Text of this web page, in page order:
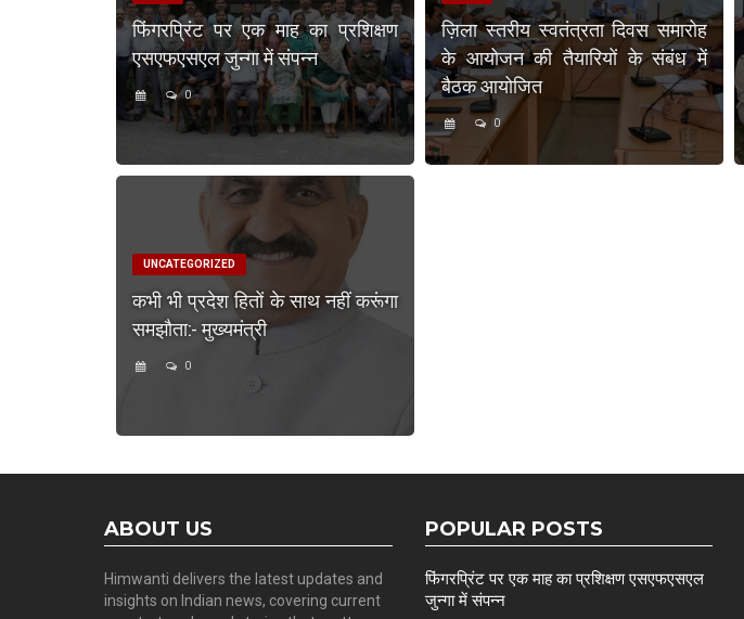
फिंगरप्रिंट पर एक माह का प्रशिक्षण
एसएफएसएल जुन्गा में संपन्न
0
ज़िला स्तरीय स्वतंत्रता दिवस समारोह
के आयोजन की तैयारियों के संबंध में
बैठक आयोजित
0
UNCATEGORIZED
कभी भी प्रदेश हितों के साथ नहीं करूंगा
समझौता:- मुख्यमंत्री
0
ABOUT US
Himwanti delivers the latest updates and
insights on Indian news, covering current
POPULAR POSTS
फिंगरप्रिंट पर एक माह का प्रशिक्षण एसएफएसएल
जुन्गा में संपन्न